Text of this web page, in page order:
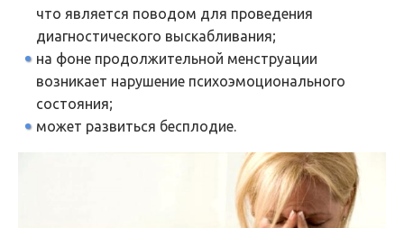
что является поводом для проведения
диагностического выскабливания;
на фоне продолжительной менструации
возникает нарушение психоэмоционального
состояния;
может развиться бесплодие.